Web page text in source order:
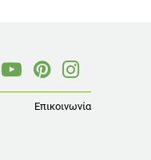
Επικοινωνία